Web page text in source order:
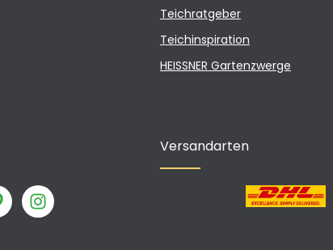
Teichratgeber
Teichinspiration
HEISSNER Gartenzwerge
Versandarten